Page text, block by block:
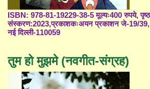
ISBN: 978-81-19229-38-5 मूल्यः400 रुपये,
संस्करण:2023,प्रकाशकःअयन प्रकाशन जे-19/39,
नई दिल्ली-110059
तुम हो मुझमे (नवगीत-संग्रह)